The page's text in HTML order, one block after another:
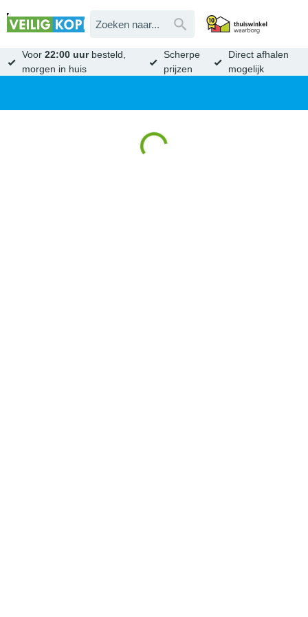
Voor22:00 uurbesteld,
morgen in huis
Scherpe
prijzen
Direct afhalen
mogelijk